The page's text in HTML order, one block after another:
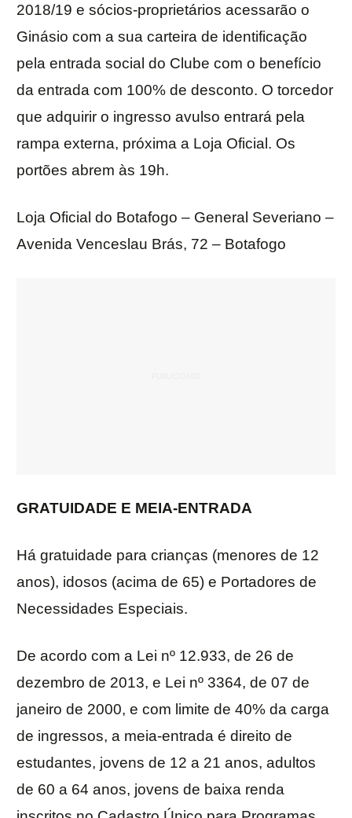
2018/19 e sócios-proprietários acessarão o
Ginásio com a sua carteira de identificação
pela entrada social do Clube com o benefício
da entrada com 100% de desconto. O torcedor
que adquirir o ingresso avulso entrará pela
rampa externa, próxima a Loja Oficial. Os
portões abrem às 19h.
Loja Oficial do Botafogo – General Severiano –
Avenida Venceslau Brás, 72 – Botafogo
GRATUIDADE E MEIA-ENTRADA
Há gratuidade para crianças (menores de 12
anos), idosos (acima de 65) e Portadores de
Necessidades Especiais.
De acordo com a Lei nº 12.933, de 26 de
dezembro de 2013, e Lei nº 3364, de 07 de
janeiro de 2000, e com limite de 40% da carga
de ingressos, a meia-entrada é direito de
estudantes, jovens de 12 a 21 anos, adultos
de 60 a 64 anos, jovens de baixa renda